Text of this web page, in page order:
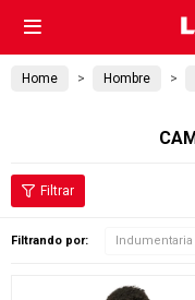

Home Hombre
Filtrando por: Indumentaria